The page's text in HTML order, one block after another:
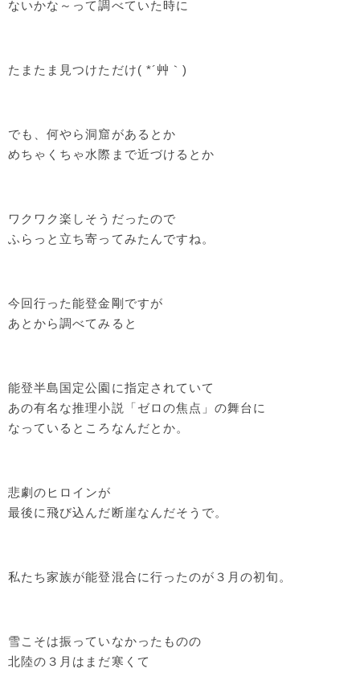
ないかな～って調べていた時に
たまたま見つけただけ( *´艸｀)
でも、何やら洞窟があるとか
めちゃくちゃ水際まで近づけるとか
ワクワク楽しそうだったので
ふらっと立ち寄ってみたんですね。
今回行った能登金剛ですが
あとから調べてみると
能登半島国定公園に指定されていて
あの有名な推理小説「ゼロの焦点」の舞台に
なっているところなんだとか。
悲劇のヒロインが
最後に飛び込んだ断崖なんだそうで。
私たち家族が能登混合に行ったのが３月の初旬。
雪こそは振っていなかったものの
北陸の３月はまだ寒くて